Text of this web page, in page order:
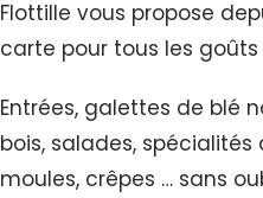
Flottille vous propose
carte pour tous les
Entrées, galettes de blé
bois, salades,
moules, crêpes … sans